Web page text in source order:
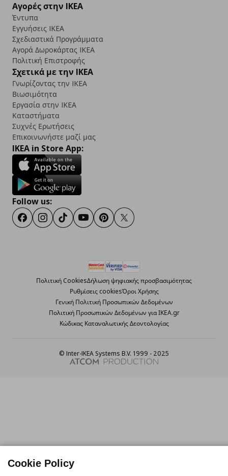
Αγορές στην IKEA
Έντυπα
Εγγυήσεις IKEA
Σχεδιαστικά Προγράμματα
Αγορά Δωρoκάρτας IKEA
Πολιτική Επιστροφής
Σχετικά με την IKEA
Γνωρίζοντας την IKEA
Βιωσιμότητα
Εργασία στην IKEA
Καταστήματα
Συχνές Ερωτήσεις
Επικοινωνήστε μαζί μας
IKEA in Store App:
Follow us:
FacebookInstagram
TikTokYoutubePinterestTwitter
Πολιτική CookiesΔήλωση ψηφιακής προσβασιμότητας
Ρυθμίσεις cookiesΌροι Χρήσης
Γενική Πολιτική Προσωπικών Δεδομένων
Πολιτική Προσωπικών Δεδομένων για ΙΚΕΑ.gr
Κώδικας Καταναλωτικής Δεοντολογίας
© Inter-IKEA Systems B.V. 1999 - 2025
Cookie Policy